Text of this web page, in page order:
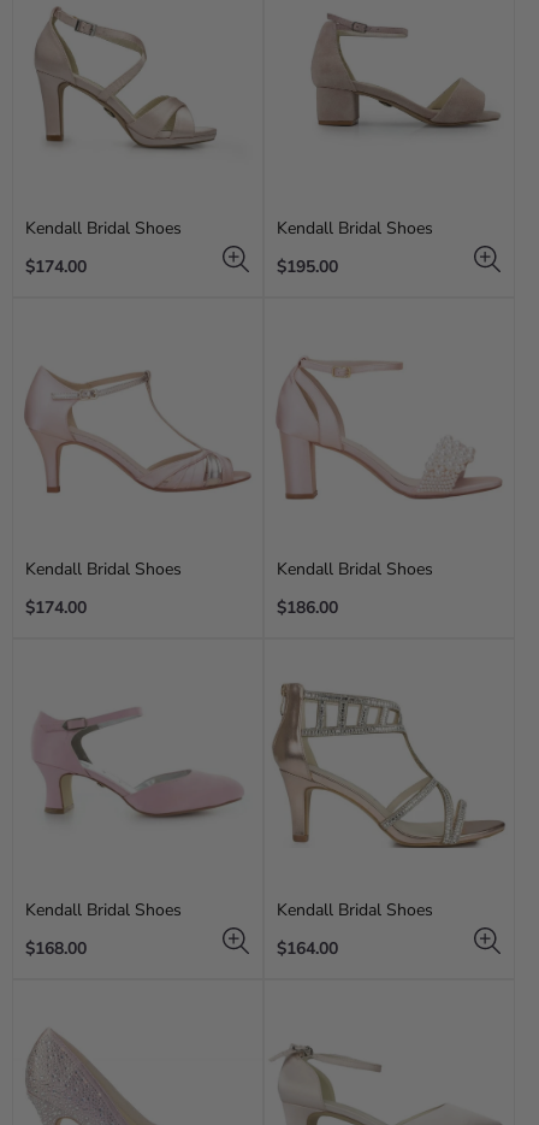
Kendall Bridal Shoes
Regular
$174.00
Kendall Bridal Shoes
Regular
$195.00
Kendall Bridal Shoes
Regular
$174.00
Kendall Bridal Shoes
Regular
$186.00
Kendall Bridal Shoes
Regular
$168.00
Kendall Bridal Shoes
Regular
$164.00